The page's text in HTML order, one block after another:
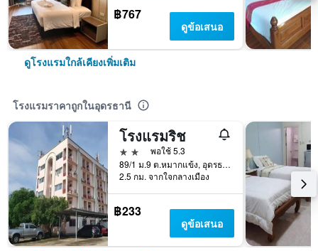
฿767
ดูข้อเสนอ
ดูโรงแรมใกล้เคียงเพิ่มเติม
โรงแรมราคาถูกในอุดรธานี
โรงแรมริช
2 ดาว
พอใช้ 5.3
89/1 ม.9 ต.หมากแข้ง, อุดรธานี, ประเทศไทย
2.5 กม. จากใจกลางเมือง
฿233
ดูข้อเสนอ